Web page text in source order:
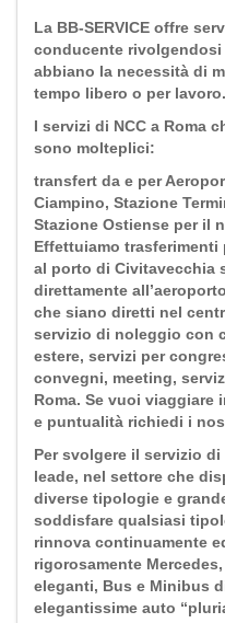
La BB-SERVICE offre
conducente
abbiano la necessità di
tempo libero o per lavoro.
I servizi di NCC a Roma
sono molteplici:
transfert da e per
Ciampino, Stazione
Stazione Ostiense per il
Effettuiamo
al porto di Civitavecchia
direttamente
che siano diretti nel
servizio di noleggio con
estere, servizi per
convegni, meeting,
Roma. Se vuoi viaggiare
e puntualità richiedi i
Per svolgere il servizio
leade, nel settore che
diverse tipologie e
soddisfare qualsiasi
rinnova continuamente
rigorosamente
eleganti, Bus e Minibus
elegantissime auto